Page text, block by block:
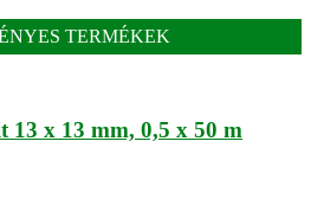
TERMÉKEK
13 x 13 mm, 0,5 x 50 m